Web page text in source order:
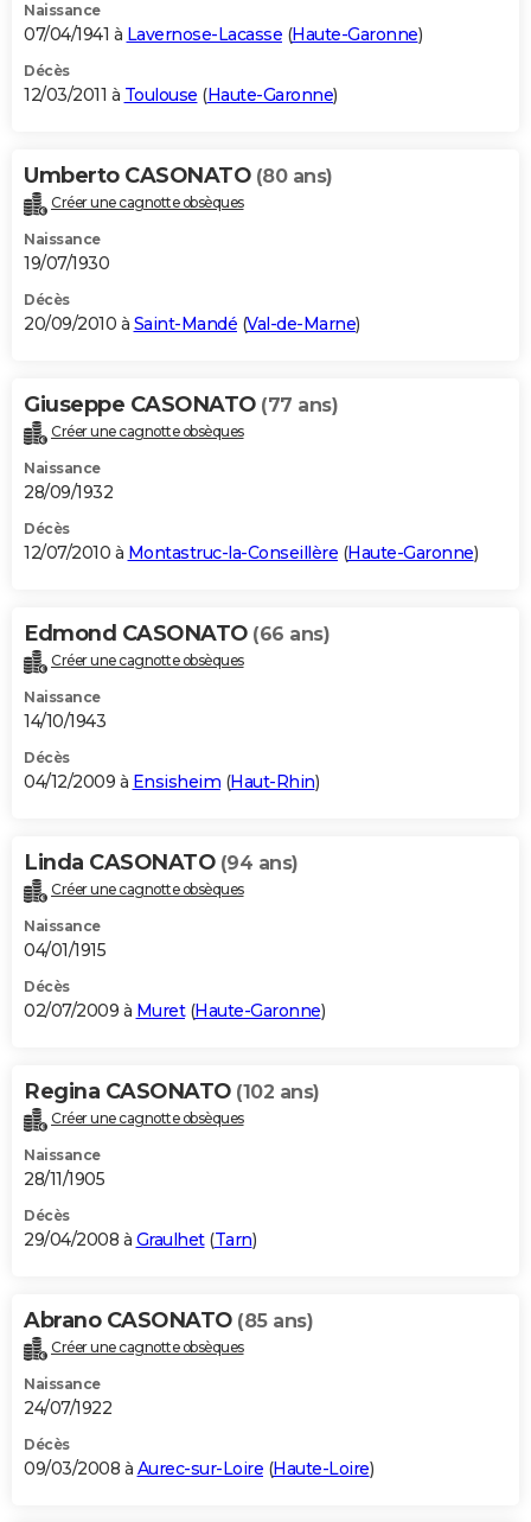
Naissance
07/04/1941 à Lavernose-Lacasse (Haute-Garonne)
Décès
12/03/2011 à Toulouse (Haute-Garonne)
Umberto CASONATO (80 ans)
Créer une cagnotte obsèques
Naissance
19/07/1930
Décès
20/09/2010 à Saint-Mandé (Val-de-Marne)
Giuseppe CASONATO (77 ans)
Créer une cagnotte obsèques
Naissance
28/09/1932
Décès
12/07/2010 à Montastruc-la-Conseillère (Haute-Garonne)
Edmond CASONATO (66 ans)
Créer une cagnotte obsèques
Naissance
14/10/1943
Décès
04/12/2009 à Ensisheim (Haut-Rhin)
Linda CASONATO (94 ans)
Créer une cagnotte obsèques
Naissance
04/01/1915
Décès
02/07/2009 à Muret(Haute-Garonne)
Regina CASONATO (102 ans)
Créer une cagnotte obsèques
Naissance
28/11/1905
Décès
29/04/2008 à Graulhet(Tarn)
Abrano CASONATO (85 ans)
Créer une cagnotte obsèques
Naissance
24/07/1922
Décès
09/03/2008 à Aurec-sur-Loire (Haute-Loire)